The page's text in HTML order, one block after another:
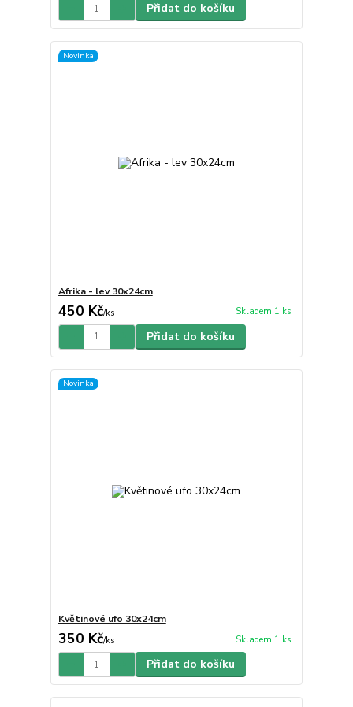
Přidat do košíku
Novinka
Afrika - lev 30x24cm
450 Kč/ks Skladem 1 ks
Přidat do košíku
Novinka
Květinové ufo 30x24cm
350 Kč/ks Skladem 1 ks
Přidat do košíku